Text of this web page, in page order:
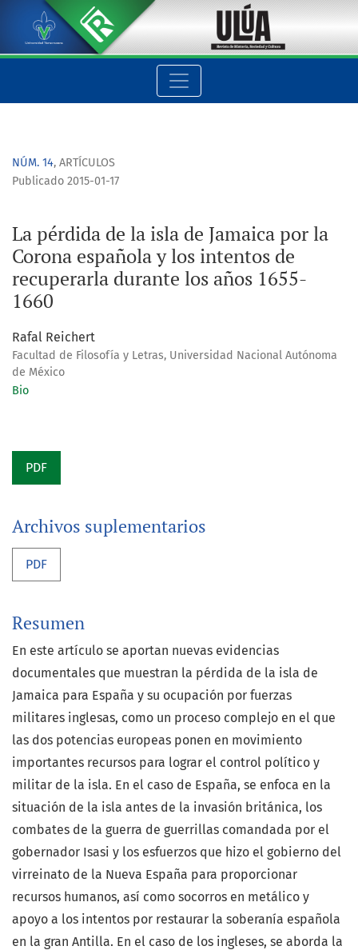
La pérdida de la isla de Jamaica por la Corona española y
NÚM. 14, ARTÍCULOS
La pérdida de la isla de Jamaica por la
Corona española y los intentos de
recuperarla durante los años 1655-
1660
Publicado 2015-01-17
Rafal Reichert
Facultad de Filosofía y Letras, Universidad Nacional Autónoma
de México
Bio
PDF
Archivos suplementarios
PDF
Resumen
En este artículo se aportan nuevas evidencias
documentales que muestran la pérdida de la isla de
Jamaica para España y su ocupación por fuerzas
militares inglesas, como un proceso complejo en el que
las dos potencias europeas ponen en movimiento
importantes recursos para lograr el control político y
militar de la isla. En el caso de España, se enfoca en la
situación de la isla antes de la invasión británica, los
combates de la guerra de guerrillas comandada por el
gobernador Isasi y los esfuerzos que hizo el gobierno del
virreinato de la Nueva España para proporcionar
recursos humanos, así como socorros en metálico y
apoyo a los intentos por restaurar la soberanía española
en la gran Antilla. En el caso de los ingleses, se aborda la